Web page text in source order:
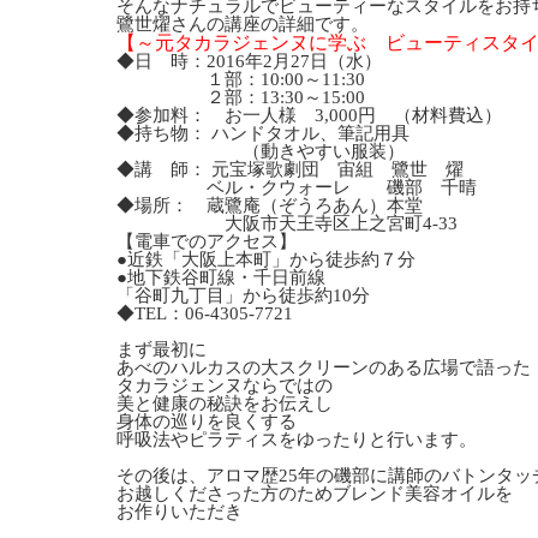
そんなナチュラルでビューティーなスタイルをお持
鷺世燿さんの講座の詳細です。
【～元タカラジェンヌに学ぶ ビューティスタイ
◆日 時：2016年2月27日（水）
１部：10:00～11:30
２部：13:30～15:00
◆参加料： お一人様 3,000円 （材料費込）
◆持ち物： ハンドタオル、筆記用具
（動きやすい服装）
◆講 師： 元宝塚歌劇団 宙組 鷺世 燿
ベル・クウォーレ 磯部 千晴
◆場所： 蔵鷺庵（ぞうろあん）本堂
大阪市天王寺区上之宮町4-33
【電車でのアクセス】
●近鉄「大阪上本町」から徒歩約７分
●地下鉄谷町線・千日前線
「谷町九丁目」から徒歩約10分
◆TEL：06-4305-7721
まず最初に
あべのハルカスの大スクリーンのある広場で語った
タカラジェンヌならではの
美と健康の秘訣をお伝えし
身体の巡りを良くする
呼吸法やピラティスをゆったりと行います。
その後は、アロマ歴25年の磯部に講師のバトンタッ
お越しくださった方のためブレンド美容オイルを
お作りいただき